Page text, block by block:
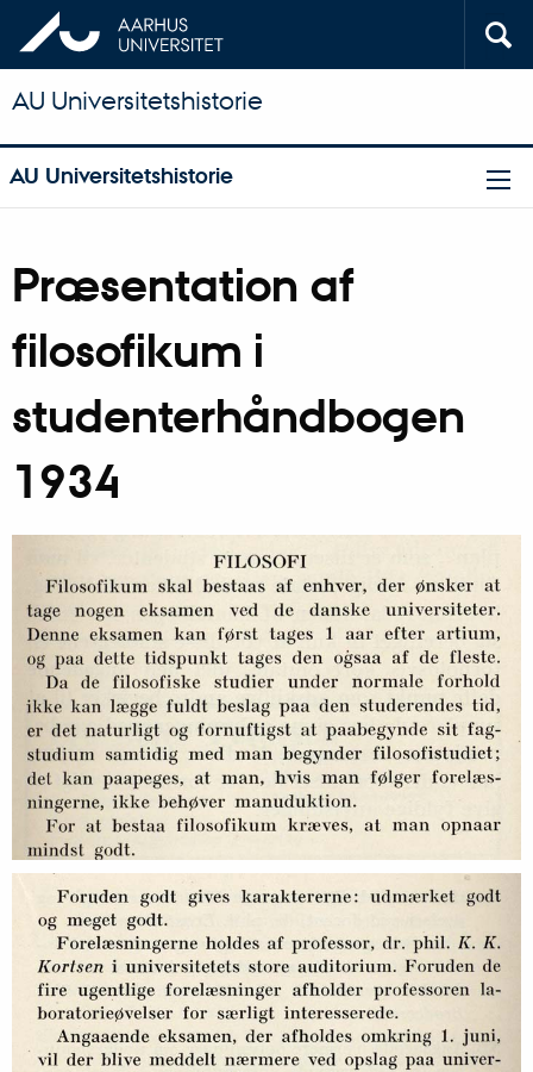
AU Universitetshistorie
AU Universitetshistorie
Præsentation af
filosofikum i
studenterhåndbogen
1934